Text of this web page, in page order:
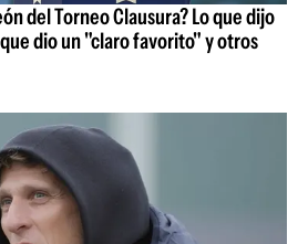
del Torneo Clausura? Lo que dijo
dio un "claro favorito" y otros